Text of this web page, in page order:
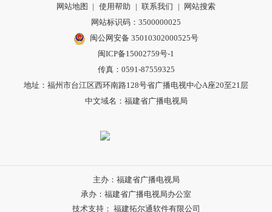
网站地图 | 使用帮助 | 联系我们 |
网站搜索
网站标识码：3500000025
闽公网安备 35010302000525号
闽ICP备15002759号-1
传真：0591-87559325
地址：福州市台江区西环南路128号省广播电视中心A座20至21层
中文域名：福建省广播电视局
主办：福建省广播电视局
承办：福建省广播电视局办公室
技术支持： 福建拓尔通软件有限公司